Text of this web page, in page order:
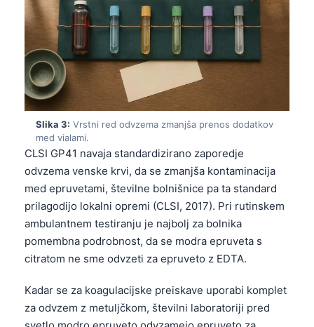
Slika 3: Vrstni red odvzema zmanjša prenos dodatkov
med vialami.
CLSI GP41 navaja standardizirano zaporedje
odvzema venske krvi, da se zmanjša kontaminacija
med epruvetami, številne bolnišnice pa ta standard
prilagodijo lokalni opremi (CLSI, 2017). Pri rutinskem
ambulantnem testiranju je najbolj za bolnika
pomembna podrobnost, da se modra epruveta s
citratom ne sme odvzeti za epruveto z EDTA.
Kadar se za koagulacijske preiskave uporabi komplet
za odvzem z metuljčkom, številni laboratoriji pred